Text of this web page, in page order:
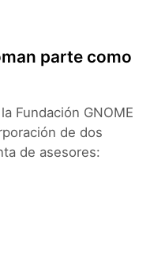
parte como
Fundación GNOME
de dos
de asesores: